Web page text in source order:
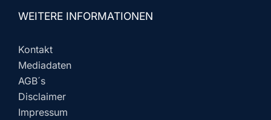
WEITERE INFORMATIONEN
Kontakt
Mediadaten
AGB´s
Disclaimer
Impressum